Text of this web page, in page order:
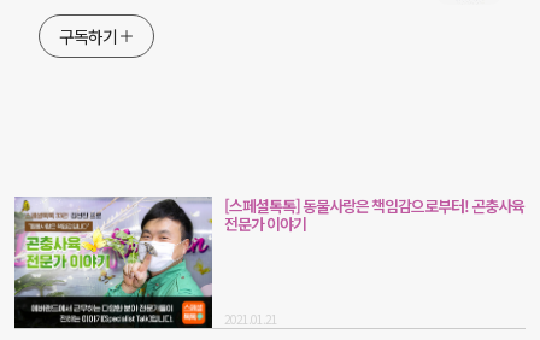
구독하기
[스페셜톡톡] 동물사랑은 책임감으로부터! 곤충사육
전문가 이야기
2021.01.21